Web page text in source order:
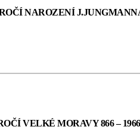
NAROZENÍ
VELKÉ MORAVY 866 – 1966